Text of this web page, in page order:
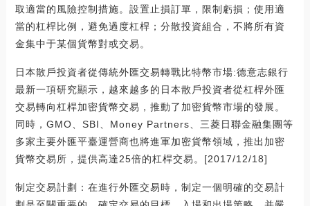
取適當的風險控制措施。設置止損訂單，限制虧損；使用適
當的杠桿比例，避免過度杠桿；分散投資組合，不將所有資
金集中于某個貨幣對或交易。
日本散戶投資者從傳統外匯交易轉戰比特幣市場:德意志銀行
最新一項研究顯示，越來越多的日本散戶投資者從杠桿外匯
交易轉向杠桿加密貨幣交易，推動了加密貨幣市場的發展。
同時，GMO、SBI、Money Partners、三菱日聯金融集團等
多家主要外匯平臺運營商也將進軍加密貨幣領域，推出加密
貨幣交易所，提供高達25倍的杠桿交易。[2017/12/18]
制定交易計劃：在進行外匯交易時，制定一個明確的交易計